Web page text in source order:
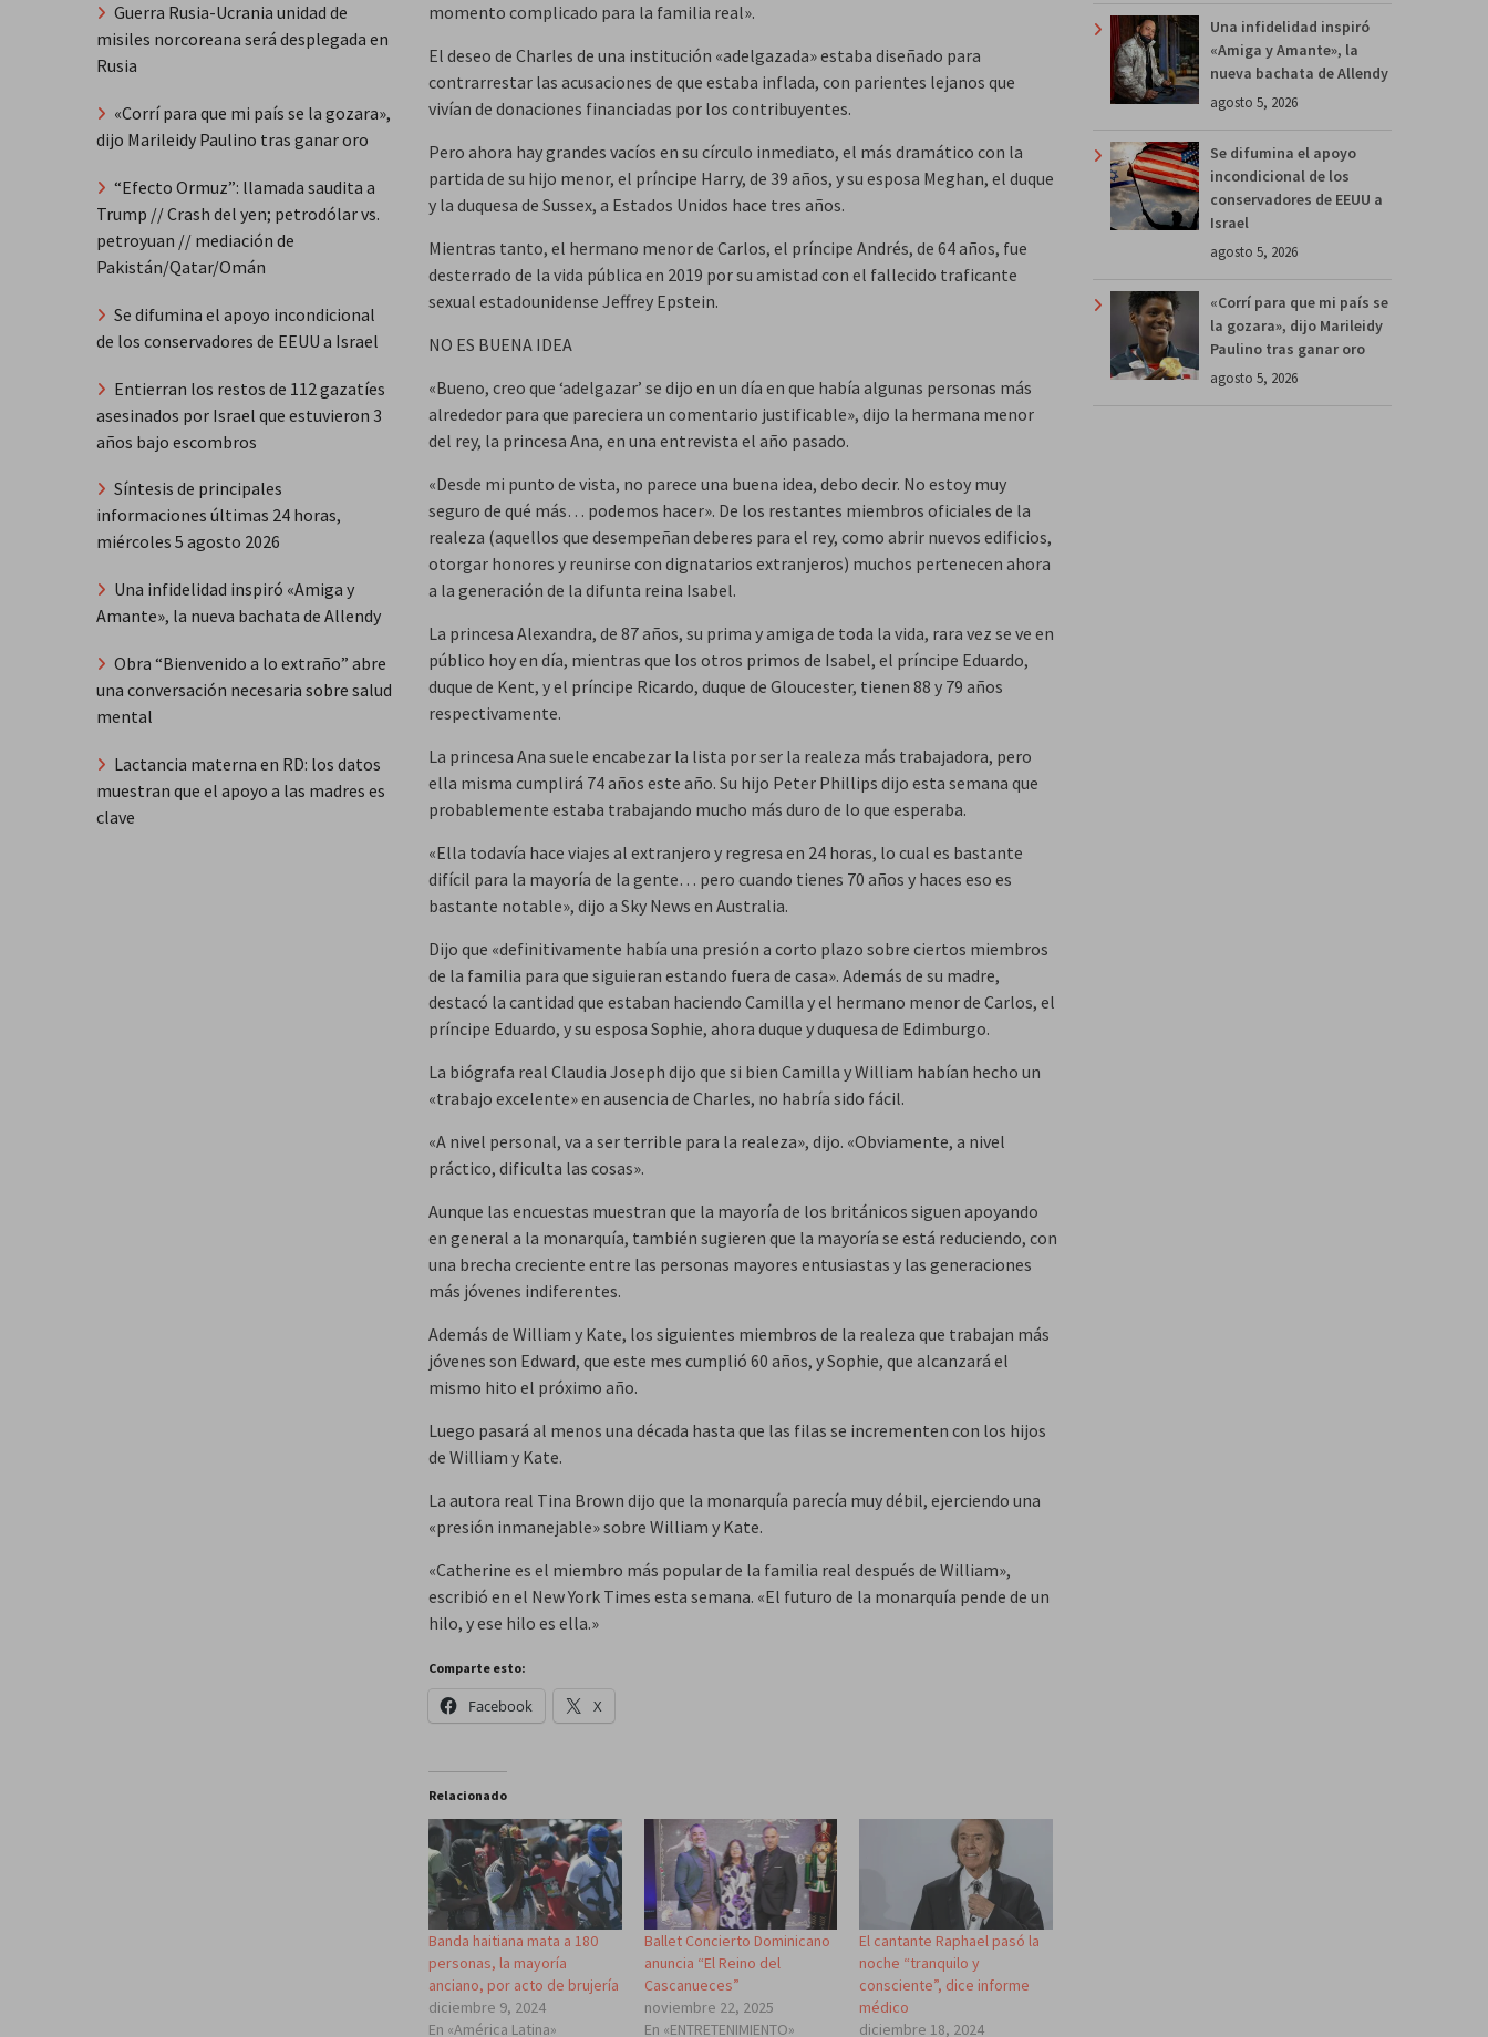
momento complicado para la familia real».
El deseo de Charles de una institución «adelgazada» estaba diseñado para
contrarrestar las acusaciones de que estaba inflada, con parientes lejanos que
vivían de donaciones financiadas por los contribuyentes.
Pero ahora hay grandes vacíos en su círculo inmediato, el más dramático con la
partida de su hijo menor, el príncipe Harry, de 39 años, y su esposa Meghan, el duque
y la duquesa de Sussex, a Estados Unidos hace tres años.
Mientras tanto, el hermano menor de Carlos, el príncipe Andrés, de 64 años, fue
desterrado de la vida pública en 2019 por su amistad con el fallecido traficante
sexual estadounidense Jeffrey Epstein.
NO ES BUENA IDEA
«Bueno, creo que ‘adelgazar’ se dijo en un día en que había algunas personas más
alrededor para que pareciera un comentario justificable», dijo la hermana menor
del rey, la princesa Ana, en una entrevista el año pasado.
«Desde mi punto de vista, no parece una buena idea, debo decir. No estoy muy
seguro de qué más… podemos hacer». De los restantes miembros oficiales de la
realeza (aquellos que desempeñan deberes para el rey, como abrir nuevos edificios,
otorgar honores y reunirse con dignatarios extranjeros) muchos pertenecen ahora
a la generación de la difunta reina Isabel.
La princesa Alexandra, de 87 años, su prima y amiga de toda la vida, rara vez se ve en
público hoy en día, mientras que los otros primos de Isabel, el príncipe Eduardo,
duque de Kent, y el príncipe Ricardo, duque de Gloucester, tienen 88 y 79 años
respectivamente.
La princesa Ana suele encabezar la lista por ser la realeza más trabajadora, pero
ella misma cumplirá 74 años este año. Su hijo Peter Phillips dijo esta semana que
probablemente estaba trabajando mucho más duro de lo que esperaba.
«Ella todavía hace viajes al extranjero y regresa en 24 horas, lo cual es bastante
difícil para la mayoría de la gente… pero cuando tienes 70 años y haces eso es
bastante notable», dijo a Sky News en Australia.
Dijo que «definitivamente había una presión a corto plazo sobre ciertos miembros
de la familia para que siguieran estando fuera de casa». Además de su madre,
destacó la cantidad que estaban haciendo Camilla y el hermano menor de Carlos, el
príncipe Eduardo, y su esposa Sophie, ahora duque y duquesa de Edimburgo.
La biógrafa real Claudia Joseph dijo que si bien Camilla y William habían hecho un
«trabajo excelente» en ausencia de Charles, no habría sido fácil.
«A nivel personal, va a ser terrible para la realeza», dijo. «Obviamente, a nivel
práctico, dificulta las cosas».
Aunque las encuestas muestran que la mayoría de los británicos siguen apoyando
en general a la monarquía, también sugieren que la mayoría se está reduciendo, con
una brecha creciente entre las personas mayores entusiastas y las generaciones
más jóvenes indiferentes.
Además de William y Kate, los siguientes miembros de la realeza que trabajan más
jóvenes son Edward, que este mes cumplió 60 años, y Sophie, que alcanzará el
mismo hito el próximo año.
Luego pasará al menos una década hasta que las filas se incrementen con los hijos
de William y Kate.
La autora real Tina Brown dijo que la monarquía parecía muy débil, ejerciendo una
«presión inmanejable» sobre William y Kate.
«Catherine es el miembro más popular de la familia real después de William»,
escribió en el New York Times esta semana. «El futuro de la monarquía pende de un
hilo, y ese hilo es ella.»
Comparte esto:
Facebook X
Relacionado
Banda haitiana mata a 180
personas, la mayoría
anciano, por acto de brujería
diciembre 9, 2024
En «América Latina»
Ballet Concierto Dominicano
anuncia “El Reino del
Cascanueces”
noviembre 22, 2025
En «ENTRETENIMIENTO»
El cantante Raphael pasó la
noche “tranquilo y
consciente”, dice informe
médico
diciembre 18, 2024
Una infidelidad inspiró
«Amiga y Amante», la
nueva bachata de Allendy
agosto 5, 2026
Se difumina el apoyo
incondicional de los
conservadores de EEUU a
Israel
agosto 5, 2026
«Corrí para que mi país se
la gozara», dijo Marileidy
Paulino tras ganar oro
agosto 5, 2026
Guerra Rusia-Ucrania unidad de
misiles norcoreana será desplegada en
Rusia
«Corrí para que mi país se la gozara»,
dijo Marileidy Paulino tras ganar oro
“Efecto Ormuz”: llamada saudita a
Trump // Crash del yen; petrodólar vs.
petroyuan // mediación de
Pakistán/Qatar/Omán
Se difumina el apoyo incondicional
de los conservadores de EEUU a Israel
Entierran los restos de 112 gazatíes
asesinados por Israel que estuvieron 3
años bajo escombros
Síntesis de principales
informaciones últimas 24 horas,
miércoles 5 agosto 2026
Una infidelidad inspiró «Amiga y
Amante», la nueva bachata de Allendy
Obra “Bienvenido a lo extraño” abre
una conversación necesaria sobre salud
mental
Lactancia materna en RD: los datos
muestran que el apoyo a las madres es
clave